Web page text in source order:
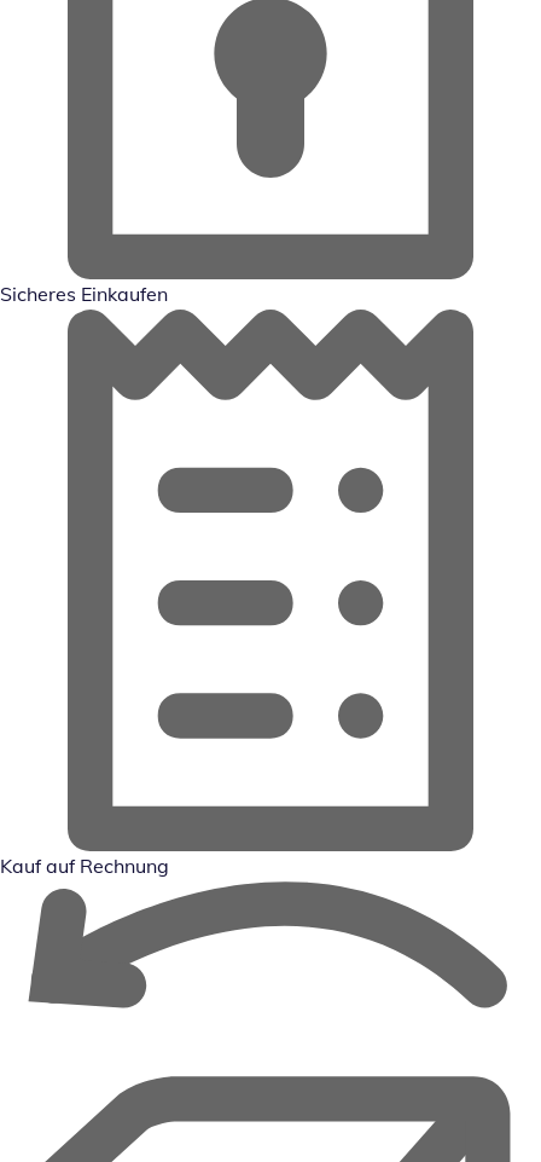
Sicheres Einkaufen
Kauf auf Rechnung